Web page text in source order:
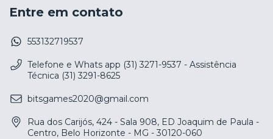
Entre em contato
553132719537
Telefone e Whats app (31) 3271-9537 - Assistência
Técnica (31) 3291-8625
bitsgames2020@gmail.com
Rua dos Carijós, 424 - Sala 908, ED Joaquim de Paula -
Centro, Belo Horizonte - MG - 30120-060